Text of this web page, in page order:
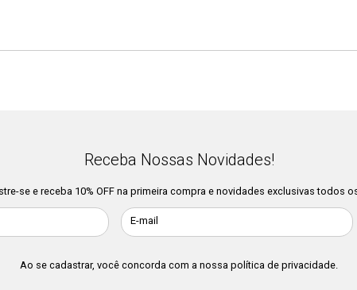
Receba Nossas Novidades!
se e receba 10% OFF na primeira compra e novidades exclusivas todos
E-mail
Ao se cadastrar, você concorda com a nossa política de privacidade